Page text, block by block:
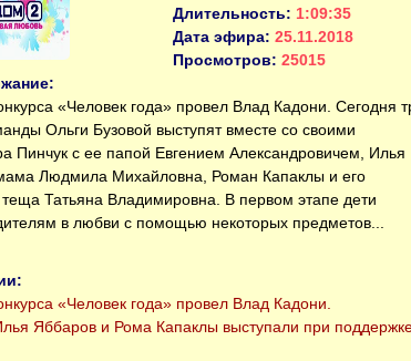
Длительность: 1:09:35
Дата эфира: 25.11.2018
Просмотров: 25015
«Человек года» провел Влад Кадони. Сегодня
Ольги Бузовой выступят вместе со своими
Пинчук с ее папой Евгением Александровичем, Илья
Людмила Михайловна, Роман Капаклы и его
Татьяна Владимировна. В первом этапе дети
в любви с помощью некоторых предметов...
«Человек года» провел Влад Кадони.
Яббаров и Рома Капаклы выступали при